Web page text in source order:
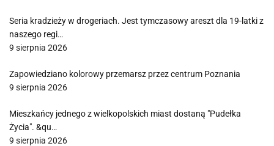
Seria kradzieży w drogeriach. Jest tymczasowy areszt dla 19-latki z
naszego regi…
9 sierpnia 2026
Zapowiedziano kolorowy przemarsz przez centrum Poznania
9 sierpnia 2026
Mieszkańcy jednego z wielkopolskich miast dostaną "Pudełka
Życia". &qu…
9 sierpnia 2026